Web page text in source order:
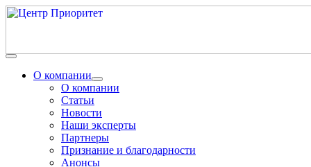
О компании
О компании
Статьи
Новости
Наши эксперты
Партнеры
Признание и благодарности
Анонсы